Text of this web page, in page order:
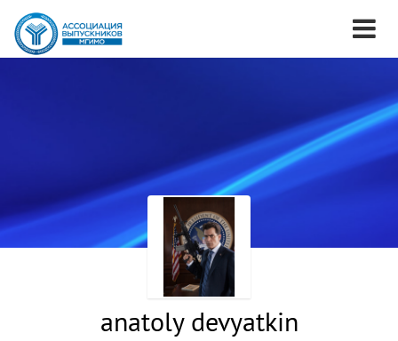
anatoly devyatkin